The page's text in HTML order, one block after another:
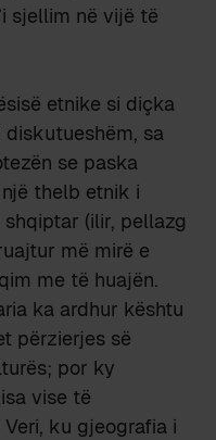
sjellim në vijë të
etnike si diçka
sa
se paska
thelb etnik i
(ilir, pellazg
më mirë e
me të huajën.
ka ardhur kështu
përzierjes së
por ky
vise të
ku gjeografia i